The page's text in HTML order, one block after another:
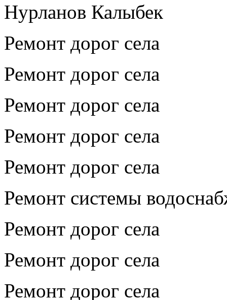
Нурланов Калыбек
Ремонт дорог села
Ремонт дорог села
Ремонт дорог села
Ремонт дорог села
Ремонт дорог села
Ремонт системы
Ремонт дорог села
Ремонт дорог села
Ремонт дорог села